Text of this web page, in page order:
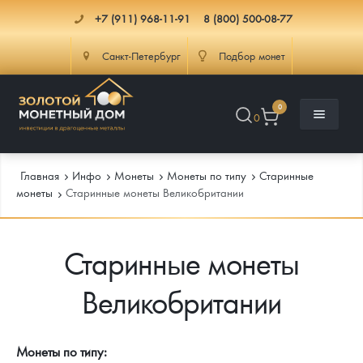
+7 (911) 968-11-91 8 (800) 500-08-77
Санкт-Петербург Подбор монет
0
0
Каталог Монет
Инвестиционные монеты
Как сделать заказ
Главная Инфо Монеты Монеты по типу
Старинные
монеты
Старинные монеты Великобритании
Старинные монеты
Великобритании
Монеты по типу: